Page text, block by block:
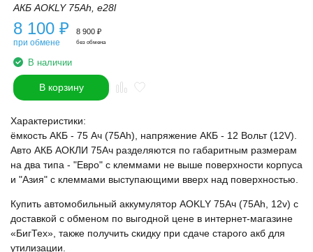
АКБ AOKLY 75Ah, e28l
8 100 ₽
при обмене
8 900 ₽
без обмена
В наличии
В корзину
Характеристики:
ёмкость АКБ - 75 Ач (75Ah), напряжение АКБ - 12 Вольт (12V).
Авто АКБ АОКЛИ 75Ач разделяются по габаритным размерам
на два типа - "Евро" с клеммами не выше поверхности корпуса
и "Азия" с клеммами выступающими вверх над поверхностью.
Купить автомобильный аккумулятор AOKLY 75Ач (75Ah, 12v) с
доставкой с обменом по выгодной цене в интернет-магазине
«БигТех», также получить скидку при сдаче старого акб для
утилизации.